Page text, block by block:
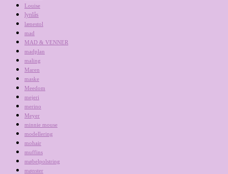
Louise
lynlås
lænestol
mad
MAD & VENNER
madplan
maling
Maren
maske
Meedom
mejeri
merino
Meyer
minnie mouse
modellering
mohair
muffins
møbelpolstring
mønster